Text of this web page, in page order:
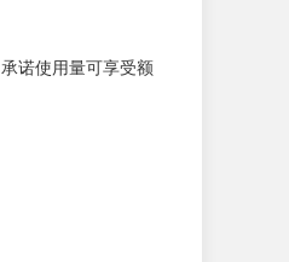
诺使用量可享受额